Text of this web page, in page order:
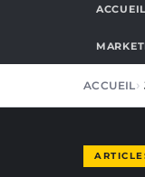
ACCUEIL
ACCUEIL